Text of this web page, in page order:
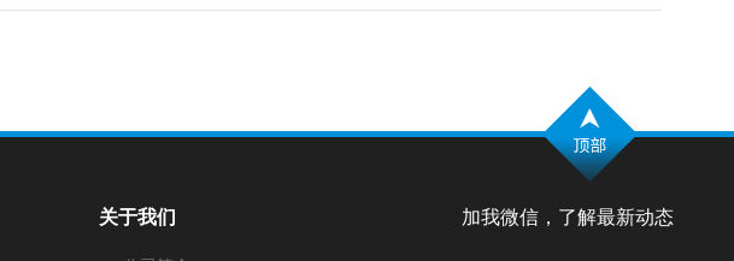
加我微信，了解最新动态
关于我们